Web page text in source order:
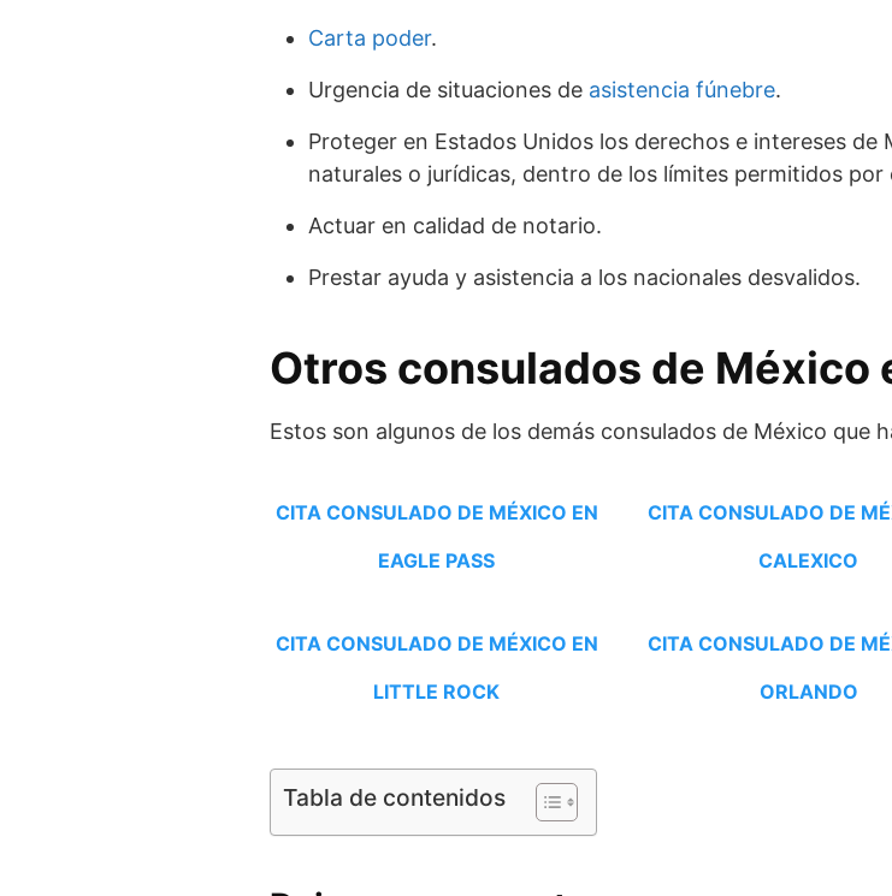
Carta poder.
Urgencia de situaciones de asistencia fúnebre.
Proteger en Estados Unidos los derechos e intereses de
naturales o jurídicas, dentro de los límites permitidos
Actuar en calidad de notario.
Prestar ayuda y asistencia a los nacionales desvalidos.
Otros consulados de México
Estos son algunos de los demás consulados de México que
CITA CONSULADO DE MÉXICO EN
EAGLE PASS
CITA CONSULADO DE
CALEXICO
CITA CONSULADO DE MÉXICO EN
LITTLE ROCK
CITA CONSULADO DE
ORLANDO
Tabla de contenidos